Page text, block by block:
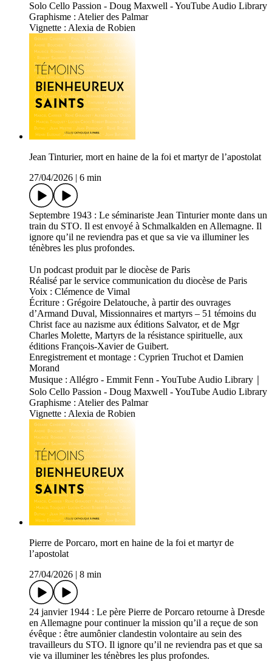
Solo Cello Passion - Doug Maxwell - YouTube Audio Library
Graphisme : Atelier des Palmar
Vignette : Alexia de Robien
Jean Tinturier, mort en haine de la foi et martyr de l’apostolat
27/04/2026
6 min
Septembre 1943 : Le séminariste Jean Tinturier monte dans un
train du STO. Il est envoyé à Schmalkalden en Allemagne. Il
ignore qu’il ne reviendra pas et que sa vie va illuminer les
ténèbres les plus profondes.
Un podcast produit par le diocèse de Paris
Réalisé par le service communication du diocèse de Paris
Voix : Clémence de Vimal
Écriture : Grégoire Delatouche, à partir des ouvrages
d’Armand Duval, Missionnaires et martyrs – 51 témoins du
Christ face au nazisme aux éditions Salvator, et de Mgr
Charles Molette, Martyrs de la résistance spirituelle, aux
éditions François-Xavier de Guibert.
Enregistrement et montage : Cyprien Truchot et Damien
Morand
Musique : Allégro - Emmit Fenn - YouTube Audio Library｜
Solo Cello Passion - Doug Maxwell - YouTube Audio Library
Graphisme : Atelier des Palmar
Vignette : Alexia de Robien
Pierre de Porcaro, mort en haine de la foi et martyr de
l’apostolat
27/04/2026
8 min
24 janvier 1944 : Le père Pierre de Porcaro retourne à Dresde
en Allemagne pour continuer la mission qu’il a reçue de son
évêque : être aumônier clandestin volontaire au sein des
travailleurs du STO. Il ignore qu’il ne reviendra pas et que sa
vie va illuminer les ténèbres les plus profondes.